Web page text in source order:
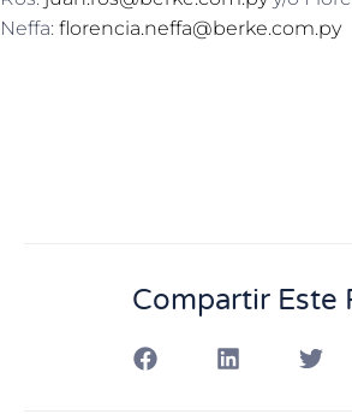
Neffa: florencia.neffa@berke.com.py
Compartir Este